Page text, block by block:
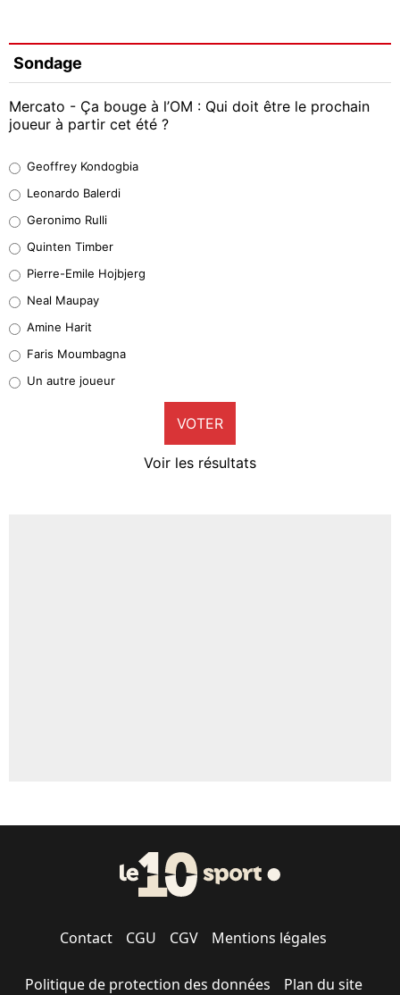
Sondage
Mercato - Ça bouge à l’OM : Qui doit être le prochain
joueur à partir cet été ?
38%
31%
4%
1%
9%
Geoffrey Kondogbia
Leonardo Balerdi
Geronimo Rulli
Quinten Timber
Pierre-Emile Hojbjerg
Neal Maupay
Amine Harit
Faris Moumbagna
Un autre joueur
VOTER
Voir les résultats
Contact CGU CGV Mentions légales
Politique de protection des données Plan du site